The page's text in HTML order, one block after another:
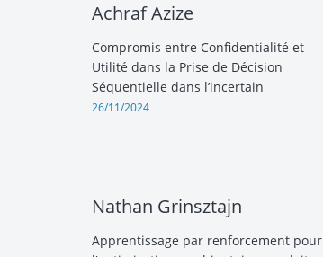
Achraf Azize
Compromis entre Confidentialité et
Utilité dans la Prise de Décision
Séquentielle dans l’incertain
26/11/2024
Nathan Grinsztajn
Apprentissage par renforcement pour